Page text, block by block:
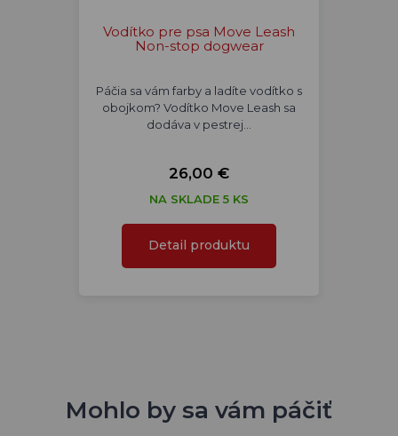
Vodítko pre psa Move Leash
Non-stop dogwear
Páčia sa vám farby a ladíte vodítko s
obojkom? Vodítko Move Leash sa
dodáva v pestrej…
26,00 €
NA SKLADE 5 KS
Detail produktu
Mohlo by sa vám páčiť